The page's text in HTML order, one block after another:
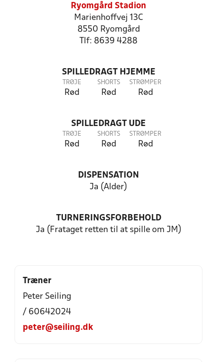
Ryomgård Stadion
Marienhoffvej 13C
8550 Ryomgård
Tlf: 8639 4288
SPILLEDRAGT HJEMME
TRØJE
Rød
SHORTS
Rød
STRØMPER
Rød
SPILLEDRAGT UDE
TRØJE
Rød
SHORTS
Rød
STRØMPER
Rød
DISPENSATION
Ja (Alder)
TURNERINGSFORBEHOLD
Ja (Frataget retten til at spille om JM)
Træner
Peter Seiling
/ 60642024
peter@seiling.dk